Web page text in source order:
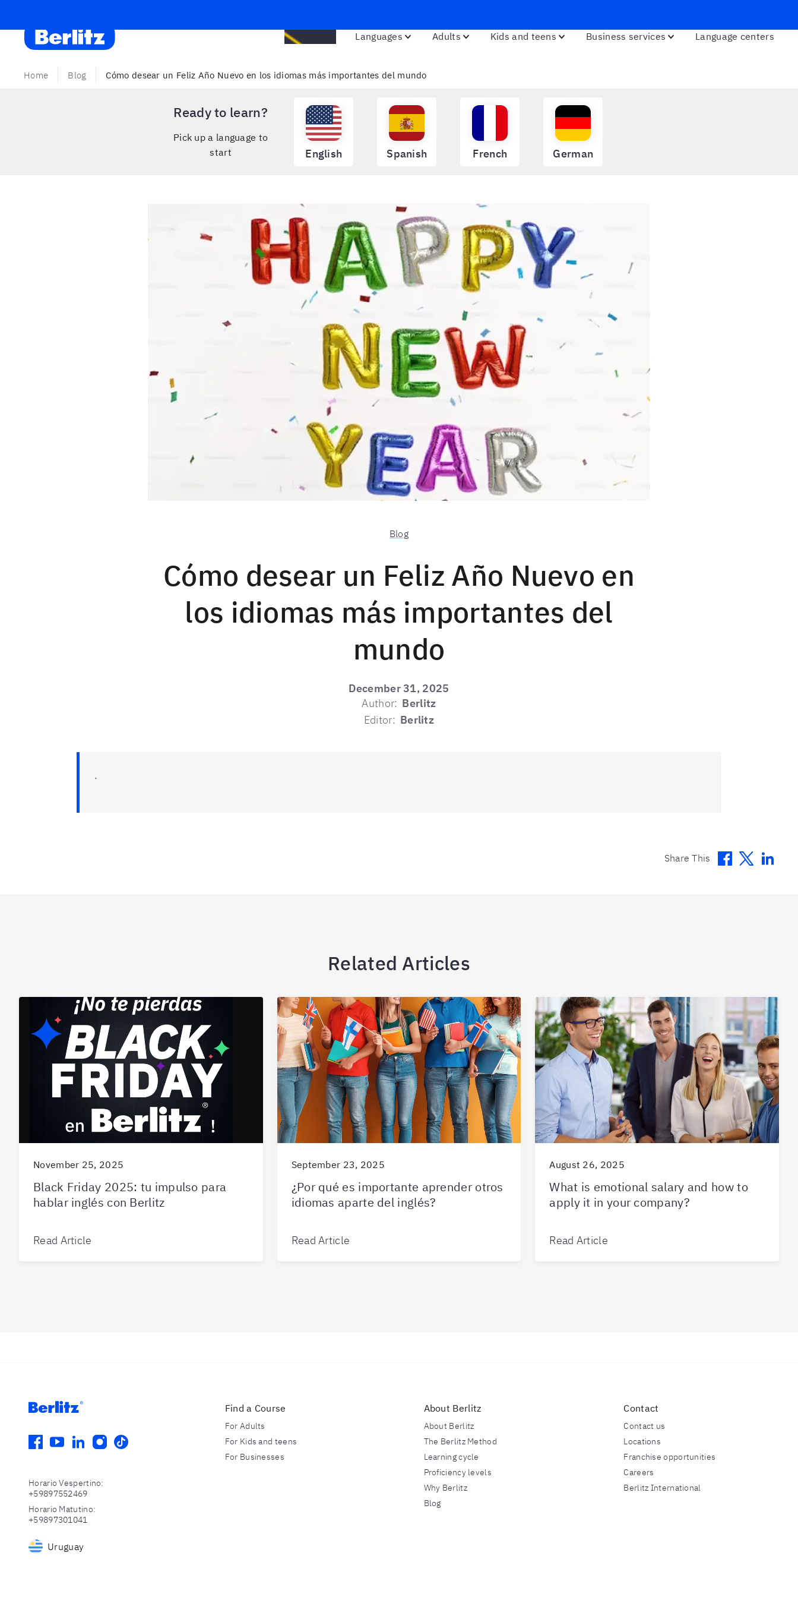
Berlitz Uruguay
Promotions Languages Adults Kids and teens Business services Language centers
Home Blog Cómo desear un Feliz Año Nuevo en los idiomas más importantes del mundo
Ready to learn?
Pick up a language to
start
English Spanish French German
Blog
Cómo desear un Feliz Año Nuevo en
los idiomas más importantes del
mundo
December 31, 2025
Author: Berlitz
Editor: Berlitz
.
Share This Facebook
Twitter
Related Articles
November 25, 2025
Black Friday 2025: tu impulso para
hablar inglés con Berlitz
Read Article
September 23, 2025
¿Por qué es importante aprender otros
idiomas aparte del inglés?
Read Article
August 26, 2025
What is emotional salary and how to
apply it in your company?
Read Article
facebook
youtube
linkedin
instagram
tiktok
Horario Vespertino:
+59897552469
Horario Matutino:
+59897301041
Uruguay
Find a Course
For Adults
For Kids and teens
For Businesses
About Berlitz
About Berlitz
The Berlitz Method
Learning cycle
Proficiency levels
Why Berlitz
Blog
Contact
Contact us
Locations
Franchise opportunities
Careers
Berlitz International